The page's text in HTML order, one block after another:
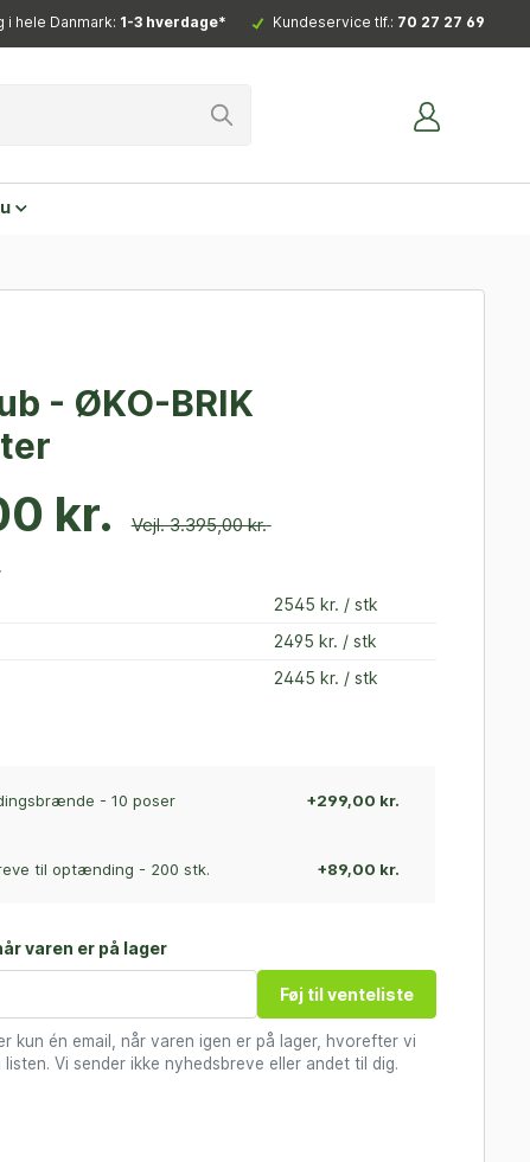
i hele Danmark: 1-3 hverdage* Kundeservice tlf.: 70 27 27 69
- ØKO-BRIK
kr. Vejl. 3.395,00 kr.
2545 kr. / stk
2495 kr. / stk
2445 kr. / stk
- 10 poser +299,00 kr.
til optænding - 200 stk. +89,00 kr.
varen er på lager
Føj til venteliste
kun én email, når varen igen er på lager, hvorefter vi
Vi sender ikke nyhedsbreve eller andet til dig.